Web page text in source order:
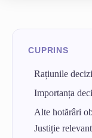
Rațiunile
Importanța
Alte hotărâri
Justiție